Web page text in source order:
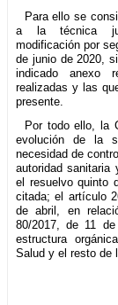
Para ello se
a la técnica
modificación por
de junio de 2020,
indicado anexo
realizadas y las
presente.
Por todo ello, la
evolución de la
necesidad de
autoridad sanitaria
el resuelvo quinto
citada; el artículo
de abril, en
80/2017, de 11
estructura
Salud y el resto de